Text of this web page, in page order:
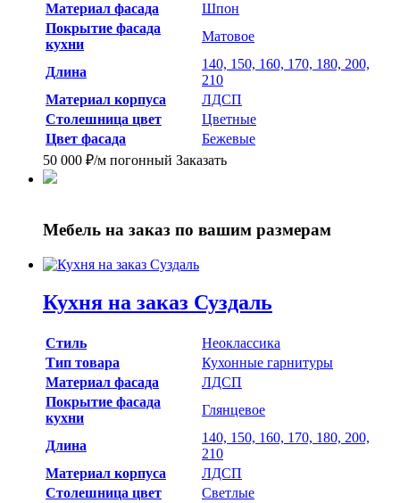
Материал фасада
Шпон
Покрытие фасада
кухни
Матовое
Длина
140, 150, 160, 170, 180, 200,
210
Материал корпуса
ЛДСП
Столешница цвет
Цветные
Цвет фасада
Бежевые
50 000 ₽/м погонный Заказать
Мебель на заказ по вашим размерам
Кухня на заказ Суздаль
Стиль
Неоклассика
Тип товара
Кухонные гарнитуры
Материал фасада
ЛДСП
Покрытие фасада
кухни
Глянцевое
Длина
140, 150, 160, 170, 180, 200,
210
Материал корпуса
ЛДСП
Столешница цвет
Светлые